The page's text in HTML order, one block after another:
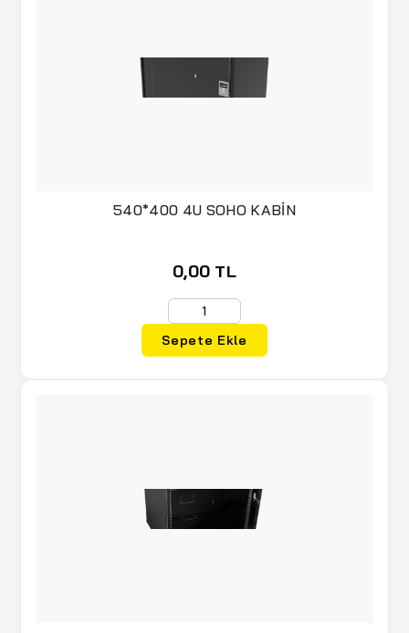
540*400 4U SOHO KABİN
0,00 TL
Sepete Ekle